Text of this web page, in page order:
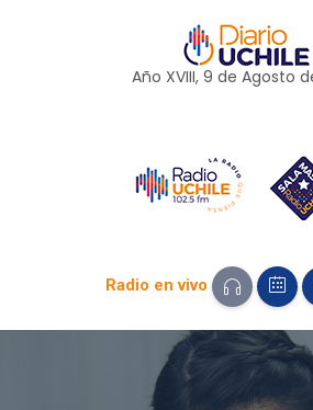
Año XVIII, 9 de Agosto
Radio en vivo